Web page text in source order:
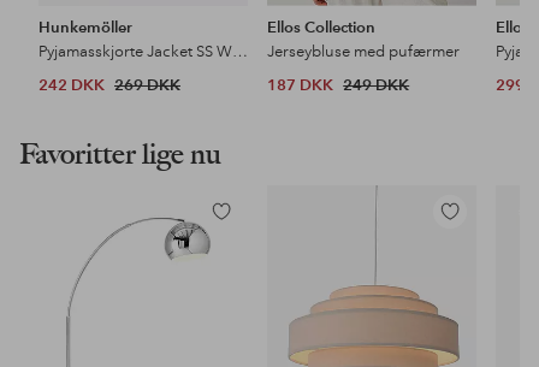
Hunkemöller
Pyjamasskjorte Jacket SS Woven Print
242 DKK 269 DKK
Ellos Collection
Jerseybluse med pufærmer
187 DKK 249 DKK
Ellos
299
Favoritter lige nu
Tilføj
til
Tilføj